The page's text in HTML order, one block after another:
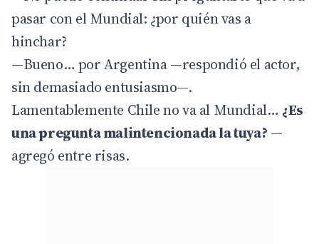
pasar con el Mundial: ¿por quién vas a
hinchar?
—Bueno… por Argentina —respondió el actor,
sin demasiado entusiasmo—.
Lamentablemente Chile no va al Mundial… ¿Es
una pregunta malintencionada la tuya? —
agregó entre risas.